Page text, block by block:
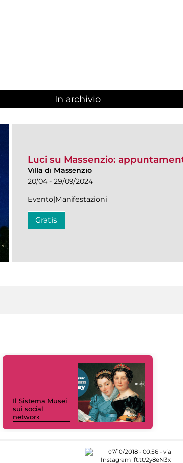
In archivio
Luci su Massenzio:
Villa di Massenzio
20/04 - 29/09/2024
Evento|Manifestazioni
Gratis
Il Sistema Musei
sui social
network